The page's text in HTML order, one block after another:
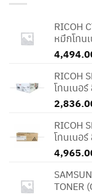
RICOH
หมึกโทน
RICOH
โทนเนอ
RICOH
โทนเนอ
TONER